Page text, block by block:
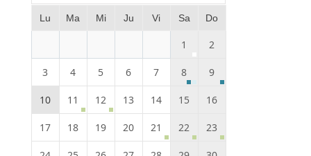
Lu Ma Mi Ju Vi Sa Do
1 2
3 4 5 6 7 8 9
10 11 12 13 14 15 16
17 18 19 20 21 22 23